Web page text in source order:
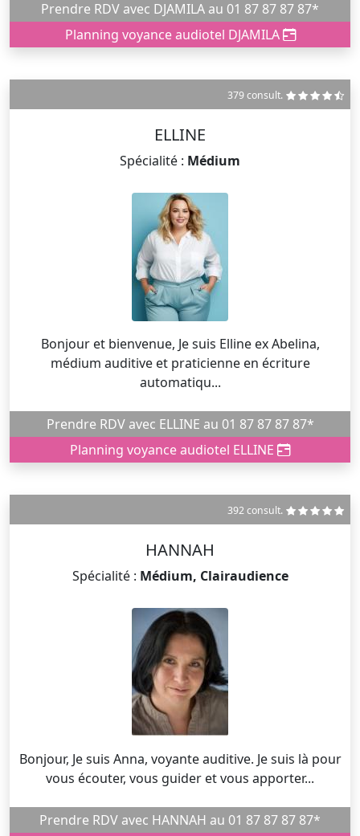
Prendre RDV avec DJAMILA au 01 87 87 87 87*
Planning voyance audiotel DJAMILA
379 consult.
ELLINE
Spécialité : Médium
Bonjour et bienvenue, Je suis Elline ex Abelina,
médium auditive et praticienne en écriture
automatiqu...
Prendre RDV avec ELLINE au 01 87 87 87 87*
Planning voyance audiotel ELLINE
392 consult.
HANNAH
Spécialité : Médium, Clairaudience
Bonjour, Je suis Anna, voyante auditive. Je suis là pour
vous écouter, vous guider et vous apporter...
Prendre RDV avec HANNAH au 01 87 87 87 87*